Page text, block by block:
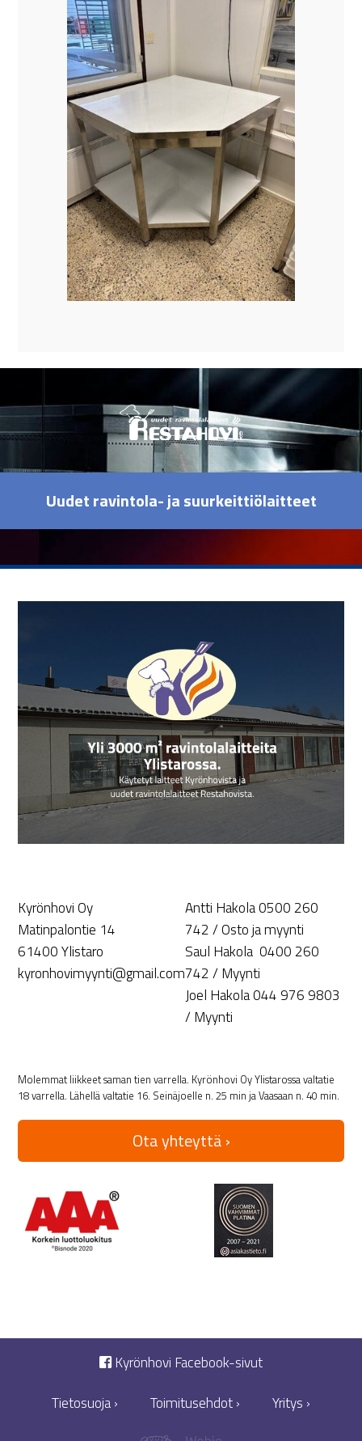
Uudet ravintola- ja suurkeittiölaitteet
Kyrönhovi Oy
Matinpalontie 14
61400 Ylistaro
kyronhovimyynti@gmail.com
Antti Hakola 0500 260
742 / Osto ja myynti
Saul Hakola 0400 260
742 / Myynti
Joel Hakola 044 976 9803
/ Myynti
Molemmat liikkeet saman tien varrella. Kyrönhovi Oy Ylistarossa valtatie
18 varrella. Lähellä valtatie 16. Seinäjoelle n. 25 min ja Vaasaan n. 40 min.
Ota yhteyttä ›
Kyrönhovi Facebook-sivut
Tietosuoja ›
Toimitusehdot › Yritys ›